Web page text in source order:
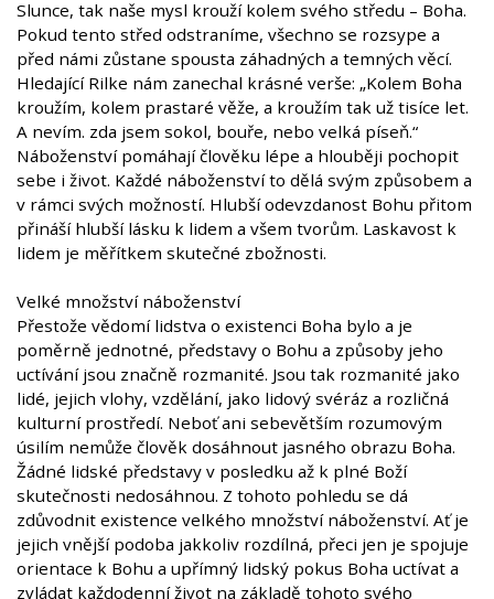
Slunce, tak naše mysl krouží kolem svého středu – Boha.
Pokud tento střed odstraníme, všechno se rozsype a
před námi zůstane spousta záhadných a temných věcí.
Hledající Rilke nám zanechal krásné verše: „Kolem Boha
kroužím, kolem prastaré věže, a kroužím tak už tisíce let.
A nevím. zda jsem sokol, bouře, nebo velká píseň.“
Náboženství pomáhají člověku lépe a hlouběji pochopit
sebe i život. Každé náboženství to dělá svým způsobem a
v rámci svých možností. Hlubší odevzdanost Bohu přitom
přináší hlubší lásku k lidem a všem tvorům. Laskavost k
lidem je měřítkem skutečné zbožnosti.
Velké množství náboženství
Přestože vědomí lidstva o existenci Boha bylo a je
poměrně jednotné, představy o Bohu a způsoby jeho
uctívání jsou značně rozmanité. Jsou tak rozmanité jako
lidé, jejich vlohy, vzdělání, jako lidový svéráz a rozličná
kulturní prostředí. Neboť ani sebevětším rozumovým
úsilím nemůže člověk dosáhnout jasného obrazu Boha.
Žádné lidské představy v posledku až k plné Boží
skutečnosti nedosáhnou. Z tohoto pohledu se dá
zdůvodnit existence velkého množství náboženství. Ať je
jejich vnější podoba jakkoliv rozdílná, přeci jen je spojuje
orientace k Bohu a upřímný lidský pokus Boha uctívat a
zvládat každodenní život na základě tohoto svého